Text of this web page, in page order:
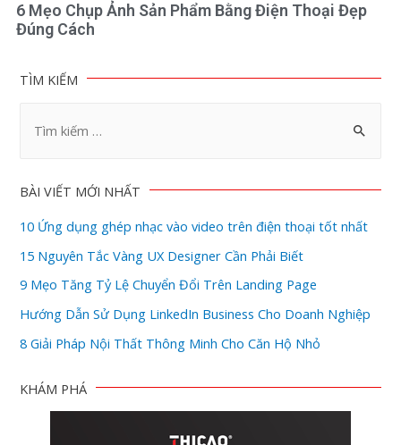
6 Mẹo Chụp Ảnh Sản Phẩm Bằng Điện Thoại Đẹp
Đúng Cách
TÌM KIẾM
BÀI VIẾT MỚI NHẤT
10 Ứng dụng ghép nhạc vào video trên điện thoại tốt nhất
15 Nguyên Tắc Vàng UX Designer Cần Phải Biết
9 Mẹo Tăng Tỷ Lệ Chuyển Đổi Trên Landing Page
Hướng Dẫn Sử Dụng LinkedIn Business Cho Doanh Nghiệp
8 Giải Pháp Nội Thất Thông Minh Cho Căn Hộ Nhỏ
KHÁM PHÁ